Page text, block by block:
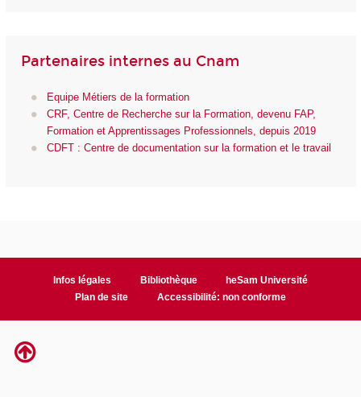
Partenaires internes au Cnam
Equipe Métiers de la formation
CRF, Centre de Recherche sur la Formation, devenu FAP,
Formation et Apprentissages Professionnels, depuis 2019
CDFT : Centre de documentation sur la formation et le travail
Infos légales Bibliothèque
heSam Université
Plan de site
Accessibilité: non conforme